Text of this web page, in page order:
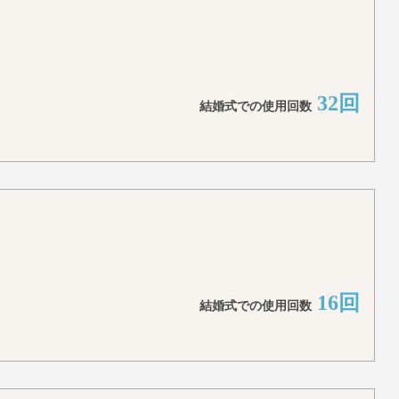
結婚式での使用回数 32回
結婚式での使用回数 16回